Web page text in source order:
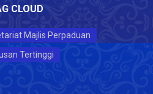
CLOUD
Majlis Perpaduan
Tertinggi